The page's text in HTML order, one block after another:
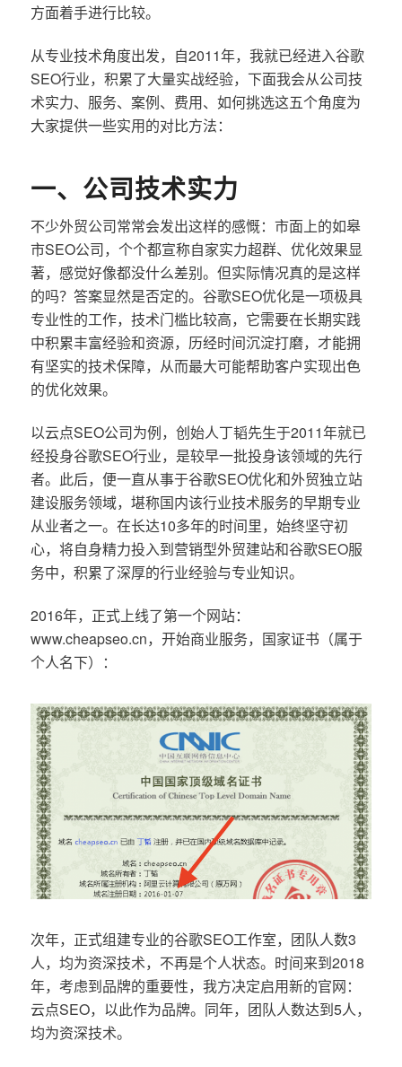
方面着手进行比较。
从专业技术角度出发，自2011年，我就已经进入谷歌
SEO行业，积累了大量实战经验，下面我会从公司技
术实力、服务、案例、费用、如何挑选这五个角度为
大家提供一些实用的对比方法：
一、公司技术实力
不少外贸公司常常会发出这样的感慨：市面上的如皋
市SEO公司，个个都宣称自家实力超群、优化效果显
著，感觉好像都没什么差别。但实际情况真的是这样
的吗？答案显然是否定的。谷歌SEO优化是一项极具
专业性的工作，技术门槛比较高，它需要在长期实践
中积累丰富经验和资源，历经时间沉淀打磨，才能拥
有坚实的技术保障，从而最大可能帮助客户实现出色
的优化效果。
以云点SEO公司为例，创始人丁韬先生于2011年就已
经投身谷歌SEO行业，是较早一批投身该领域的先行
者。此后，便一直从事于谷歌SEO优化和外贸独立站
建设服务领域，堪称国内该行业技术服务的早期专业
从业者之一。在长达10多年的时间里，始终坚守初
心，将自身精力投入到营销型外贸建站和谷歌SEO服
务中，积累了深厚的行业经验与专业知识。
2016年，正式上线了第一个网站：
www.cheapseo.cn，开始商业服务，国家证书（属于
个人名下）：
次年，正式组建专业的谷歌SEO工作室，团队人数3
人，均为资深技术，不再是个人状态。时间来到2018
年，考虑到品牌的重要性，我方决定启用新的官网：
云点SEO，以此作为品牌。同年，团队人数达到5人，
均为资深技术。